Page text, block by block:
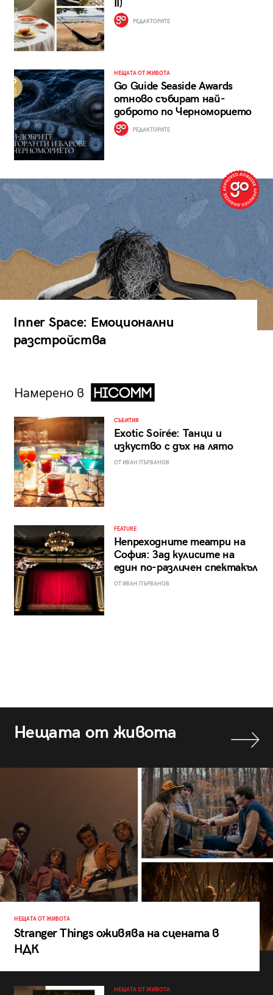
II)
РЕДАКТОРИТЕ
НЕЩАТА ОТ ЖИВОТА
Go Guide Seaside Awards
отново събират най-
доброто по Черноморието
РЕДАКТОРИТЕ
Inner Space: Емоционални
разстройства
Намерено в
СЪБИТИЯ
Exotic Soirée: Танци и
изкуство с дъх на лято
ОТ ИВАН ПЪРВАНОВ
FEATURE
Непреходните театри на
София: Зад кулисите на
един по-различен спектакъл
ОТ ИВАН ПЪРВАНОВ
Нещата от живота
НЕЩАТА ОТ ЖИВОТА
Stranger Things оживява на сцената в
НДК
НЕЩАТА ОТ ЖИВОТА